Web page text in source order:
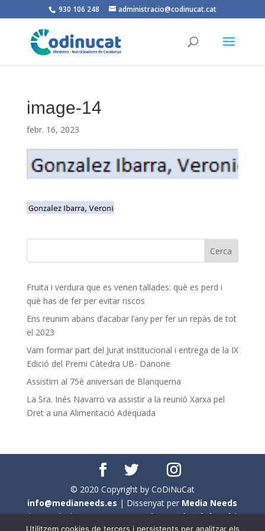
930 106 248 administracio@codinucat.cat
image-14
febr. 16, 2023
Fruita i verdura que es venen tallades: què es perd i
què has de fer per evitar riscos
Ens reunim abans d’acabar l’any per fer un repàs de tot
el 2023
Vam formar part del Jurat institucional i entrega de la IX
Edició del Premi Càtedra UB- Danone
Assistim al 75è aniversari de Blanquerna
La Sra. Inés Navarro va assistir a la reunió Xarxa pel
Dret a una Alimentació Adequada
© 2020 Copyright by CoDiNuCat
info@medianeeds.es | Dissenyat per Media Needs
| Tots els drets reservats aCoDiNuCat |Avís legal|
Utilitzem cookies de tercers i persistents per analitzar els